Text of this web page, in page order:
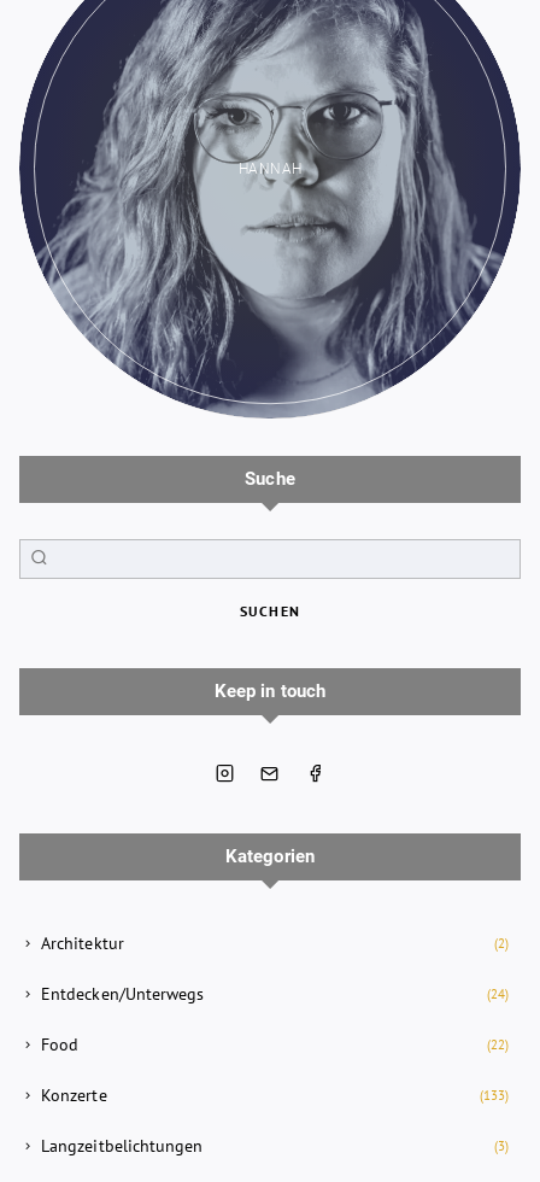
HANNAH
Suche
SUCHEN
Keep in touch
Kategorien
Architektur (2)
Entdecken/Unterwegs (24)
Food (22)
Konzerte (133)
Langzeitbelichtungen (3)